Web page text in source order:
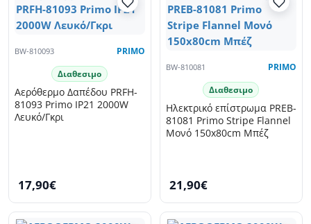
BW-810093 PRIMO
Διαθεσιμο
Αερόθερμο Δαπέδου PRFH-
81093 Primo IP21 2000W
Λευκό/Γκρι
17,90€
BW-810081 PRIMO
Διαθεσιμο
Ηλεκτρικό επίστρωμα PREB-
81081 Primo Stripe Flannel
Μονό 150x80cm Μπέζ
21,90€